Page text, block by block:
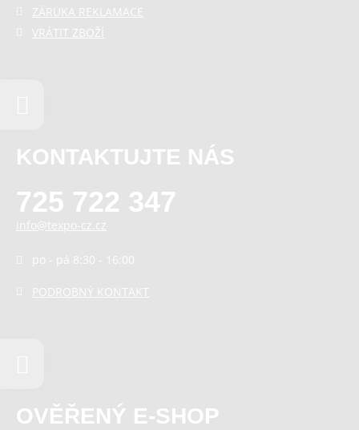
ZÁRUKA REKLAMACE
VRÁTIT ZBOŽÍ
KONTAKTUJTE NÁS
725 722 347
info@texpo-cz.cz
po - pá 8:30 - 16:00
PODROBNÝ KONTAKT
OVĚŘENÝ E-SHOP